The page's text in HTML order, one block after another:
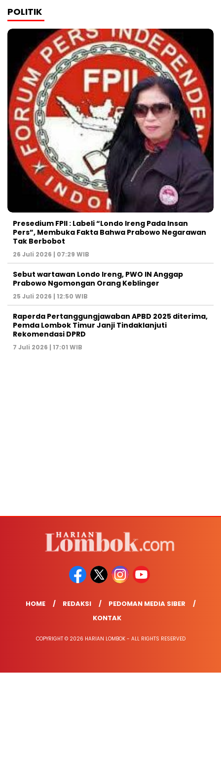
POLITIK
Presedium FPII : Labeli “Londo Ireng Pada Insan
Pers”, Membuka Fakta Bahwa Prabowo Negarawan
Tak Berbobot
26 Juli 2026 | 07:29 WIB
Sebut wartawan Londo Ireng, PWO IN Anggap
Prabowo Ngomongan Orang Keblinger
25 Juli 2026 | 12:50 WIB
Raperda Pertanggungjawaban APBD 2025 diterima,
Pemda Lombok Timur Janji Tindaklanjuti
Rekomendasi DPRD
7 Juli 2026 | 17:01 WIB
HOME REDAKSI
PEDOMAN MEDIA SIBER
KONTAK
COPYRIGHT © 2026 HARIAN LOMBOK - ALL RIGHTS RESERVED